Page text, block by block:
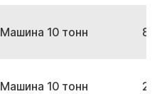
Машина 10 тонн
Машина 10 тонн